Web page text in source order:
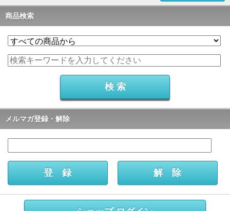
商品検索
メルマガ登録・解除